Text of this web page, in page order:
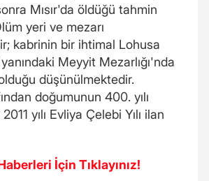
Mısır'da öldüğü tahmin
yeri ve mezarı
kabrinin bir ihtimal Lohusa
Meyyit Mezarlığı'nda
düşünülmektedir.
doğumunun 400. yılı
yılı Evliya Çelebi Yılı ilan
İçin Tıklayınız!